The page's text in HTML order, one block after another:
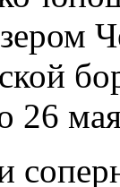
26